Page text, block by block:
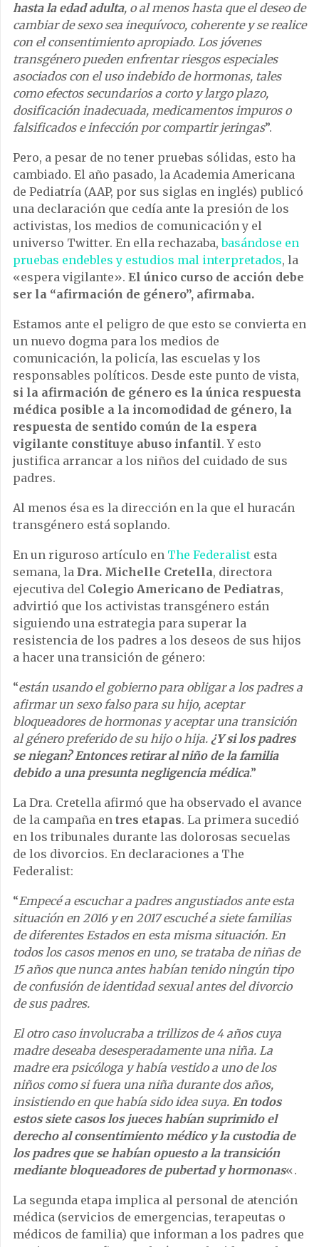
hasta la edad adulta, o al menos hasta que el deseo de
cambiar de sexo sea inequívoco, coherente y se realice
con el consentimiento apropiado. Los jóvenes
transgénero pueden enfrentar riesgos especiales
asociados con el uso indebido de hormonas, tales
como efectos secundarios a corto y largo plazo,
dosificación inadecuada, medicamentos impuros o
falsificados e infección por compartir jeringas”.
Pero, a pesar de no tener pruebas sólidas, esto ha
cambiado. El año pasado, la Academia Americana
de Pediatría (AAP, por sus siglas en inglés) publicó
una declaración que cedía ante la presión de los
activistas, los medios de comunicación y el
universo Twitter. En ella rechazaba,basándose en
pruebas endebles y estudios mal interpretados, la
«espera vigilante». El único curso de acción debe
ser la “afirmación de género”, afirmaba.
Estamos ante el peligro de que esto se convierta en
un nuevo dogma para los medios de
comunicación, la policía, las escuelas y los
responsables políticos. Desde este punto de vista,
si la afirmación de género es la única respuesta
médica posible a la incomodidad de género, la
respuesta de sentido común de la espera
vigilante constituye abuso infantil. Y esto
justifica arrancar a los niños del cuidado de sus
padres.
Al menos ésa es la dirección en la que el huracán
transgénero está soplando.
En un riguroso artículo en The Federalist esta
semana, la Dra. Michelle Cretella, directora
ejecutiva del Colegio Americano de Pediatras,
advirtió que los activistas transgénero están
siguiendo una estrategia para superar la
resistencia de los padres a los deseos de sus hijos
a hacer una transición de género:
“están usando el gobierno para obligar a los padres a
afirmar un sexo falso para su hijo, aceptar
bloqueadores de hormonas y aceptar una transición
al género preferido de su hijo o hija. ¿Y si los padres
se niegan? Entonces retirar al niño de la familia
debido a una presunta negligencia médica.”
La Dra. Cretella afirmó que ha observado el avance
de la campaña en tres etapas. La primera sucedió
en los tribunales durante las dolorosas secuelas
de los divorcios. En declaraciones a The
Federalist:
“Empecé a escuchar a padres angustiados ante esta
situación en 2016 y en 2017 escuché a siete familias
de diferentes Estados en esta misma situación. En
todos los casos menos en uno, se trataba de niñas de
15 años que nunca antes habían tenido ningún tipo
de confusión de identidad sexual antes del divorcio
de sus padres.
El otro caso involucraba a trillizos de 4 años cuya
madre deseaba desesperadamente una niña. La
madre era psicóloga y había vestido a uno de los
niños como si fuera una niña durante dos años,
insistiendo en que había sido idea suya. En todos
estos siete casos los jueces habían suprimido el
derecho al consentimiento médico y la custodia de
los padres que se habían opuesto a la transición
mediante bloqueadores de pubertad y hormonas«.
La segunda etapa implica al personal de atención
médica (servicios de emergencias, terapeutas o
médicos de familia) que informan a los padres que